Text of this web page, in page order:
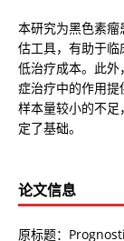
本研究为黑色素
估工具，有助于
低治疗成本。此
症治疗中的作用
样本量较小的不
定了基础。
论文信息
原标题：